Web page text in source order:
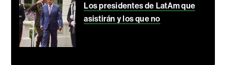
Los presidentes de LatAm que
asistirán y los que no